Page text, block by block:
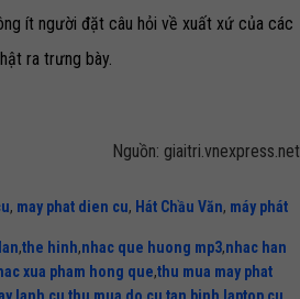
ít người đặt câu hỏi về xuất xứ của các
ra trưng bày.
Nguồn: giaitri.vnexpress.net
, may phat dien cu, Hát Chầu Văn, máy phát
,the hinh,nhac que huong mp3,nhac han
xua pham hong que,thu mua may phat